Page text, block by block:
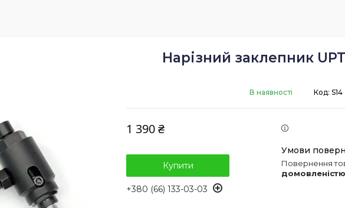
Нарізний заклепник
В наявності Код: S14
1 390 ₴
Купити
+380 (66) 133-03-03
повернення
домовленістю